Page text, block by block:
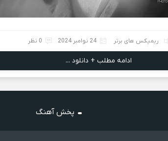
ریمیکس های برتر 24 نوامبر 2024 0 نظر
ادامه مطلب + دانلود ...
پخش آهنگ